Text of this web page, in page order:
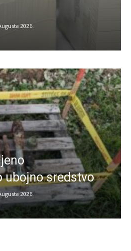
2026.
ubojno sredstvo
2026.